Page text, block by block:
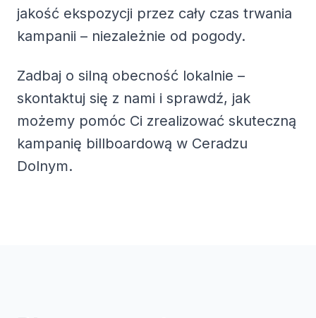
jakość ekspozycji przez cały czas trwania
kampanii – niezależnie od pogody.
Zadbaj o silną obecność lokalnie –
skontaktuj się z nami i sprawdź, jak
możemy pomóc Ci zrealizować skuteczną
kampanię billboardową w Ceradzu
Dolnym.